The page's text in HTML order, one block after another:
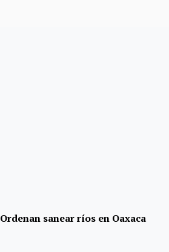
Ordenan sanear ríos en Oaxaca